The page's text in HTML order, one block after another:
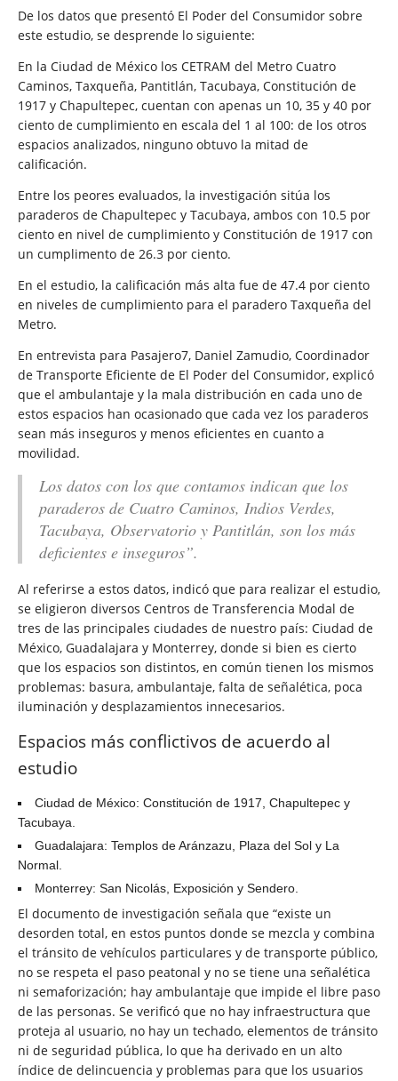
De los datos que presentó El Poder del Consumidor sobre
este estudio, se desprende lo siguiente:
En la Ciudad de México los CETRAM del Metro Cuatro
Caminos, Taxqueña, Pantitlán, Tacubaya, Constitución de
1917 y Chapultepec, cuentan con apenas un 10, 35 y 40 por
ciento de cumplimiento en escala del 1 al 100: de los otros
espacios analizados, ninguno obtuvo la mitad de
calificación.
Entre los peores evaluados, la investigación sitúa los
paraderos de Chapultepec y Tacubaya, ambos con 10.5 por
ciento en nivel de cumplimiento y Constitución de 1917 con
un cumplimento de 26.3 por ciento.
En el estudio, la calificación más alta fue de 47.4 por ciento
en niveles de cumplimiento para el paradero Taxqueña del
Metro.
En entrevista para Pasajero7, Daniel Zamudio, Coordinador
de Transporte Eficiente de El Poder del Consumidor, explicó
que el ambulantaje y la mala distribución en cada uno de
estos espacios han ocasionado que cada vez los paraderos
sean más inseguros y menos eficientes en cuanto a
movilidad.
Los datos con los que contamos indican que los
paraderos de Cuatro Caminos, Indios Verdes,
Tacubaya, Observatorio y Pantitlán, son los más
deficientes e inseguros”.
Al referirse a estos datos, indicó que para realizar el estudio,
se eligieron diversos Centros de Transferencia Modal de
tres de las principales ciudades de nuestro país: Ciudad de
México, Guadalajara y Monterrey, donde si bien es cierto
que los espacios son distintos, en común tienen los mismos
problemas: basura, ambulantaje, falta de señalética, poca
iluminación y desplazamientos innecesarios.
Espacios más conflictivos de acuerdo al
estudio
Ciudad de México: Constitución de 1917, Chapultepec y
Tacubaya.
Guadalajara: Templos de Aránzazu, Plaza del Sol y La
Normal.
Monterrey: San Nicolás, Exposición y Sendero.
El documento de investigación señala que “existe un
desorden total, en estos puntos donde se mezcla y combina
el tránsito de vehículos particulares y de transporte público,
no se respeta el paso peatonal y no se tiene una señalética
ni semaforización; hay ambulantaje que impide el libre paso
de las personas. Se verificó que no hay infraestructura que
proteja al usuario, no hay un techado, elementos de tránsito
ni de seguridad pública, lo que ha derivado en un alto
índice de delincuencia y problemas para que los usuarios